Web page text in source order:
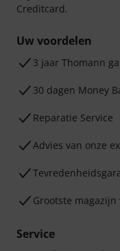
Creditcard.
Uw voordelen
3 jaar Thomann
30 dagen Money
Reparatie Service
Advies van onze
Grootste magazijn
Service